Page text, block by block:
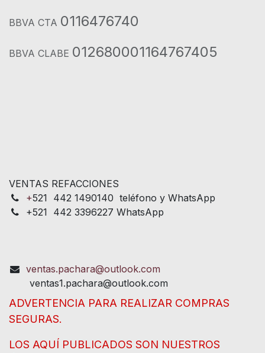
BBVA CTA 0116476740
BBVA CLABE 012680001164767405
VENTAS REFACCIONES
+521 442 1490140 teléfono y WhatsApp
+521 442 3396227 WhatsApp
ventas.pachara@outlook.com
ventas1.pachara@outlook.com
ADVERTENCIA PARA REALIZAR COMPRAS
SEGURAS.
LOS AQUÍ PUBLICADOS SON NUESTROS